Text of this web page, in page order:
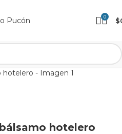
0 $
hotelero